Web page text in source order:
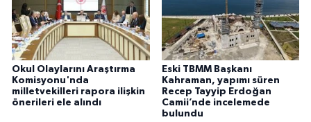
Okul Olaylarını Araştırma
Komisyonu'nda
milletvekilleri rapora ilişkin
önerileri ele alındı
Eski TBMM Başkanı
Kahraman, yapımı süren
Recep Tayyip Erdoğan
Camii’nde incelemede
bulundu